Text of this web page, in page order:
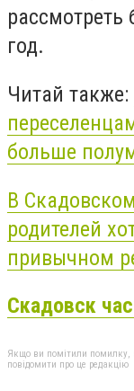
рассмотреть
год.
Читай также:
больше
В
родителей
привычном
Скадовск
Якщо ви помітили помилку,
повідомити про це редакцію